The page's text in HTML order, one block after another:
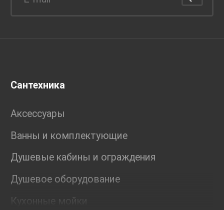
Сантехника
Аксессуары
Ванны и комплектующие
Душевые кабины и ограждения
Душевое оборудование
Кухонные мойки